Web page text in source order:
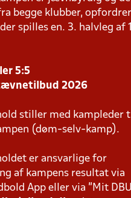
begge klubber,
spilles en. 3. halvleg af
5:5
2026
stiller med kampleder
(døm-selv-kamp).
er ansvarlige for
af kampens resultat via
App eller via ”Mit